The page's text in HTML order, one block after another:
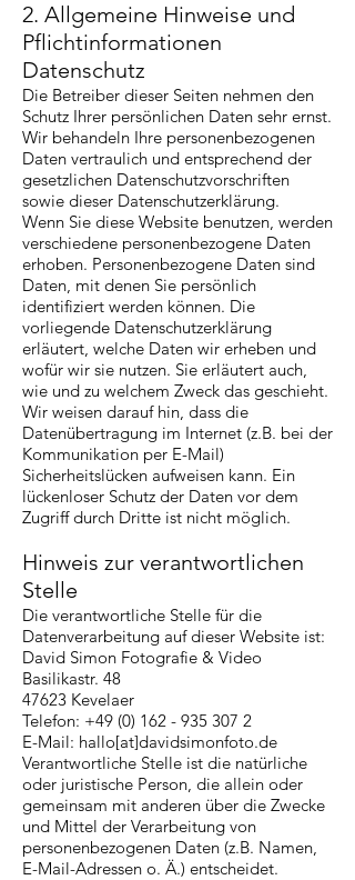
2. Allgemeine Hinweise und
Pflichtinformationen
Datenschutz
Die Betreiber dieser Seiten nehmen den
Schutz Ihrer persönlichen Daten sehr ernst.
Wir behandeln Ihre personenbezogenen
Daten vertraulich und entsprechend der
gesetzlichen Datenschutzvorschriften
sowie dieser Datenschutzerklärung.
Wenn Sie diese Website benutzen, werden
verschiedene personenbezogene Daten
erhoben. Personenbezogene Daten sind
Daten, mit denen Sie persönlich
identifiziert werden können. Die
vorliegende Datenschutzerklärung
erläutert, welche Daten wir erheben und
wofür wir sie nutzen. Sie erläutert auch,
wie und zu welchem Zweck das geschieht.
Wir weisen darauf hin, dass die
Datenübertragung im Internet (z.B. bei der
Kommunikation per E-Mail)
Sicherheitslücken aufweisen kann. Ein
lückenloser Schutz der Daten vor dem
Zugriff durch Dritte ist nicht möglich.
Hinweis zur verantwortlichen
Stelle
Die verantwortliche Stelle für die
Datenverarbeitung auf dieser Website ist:
David Simon Fotografie & Video
Basilikastr. 48
47623 Kevelaer
Telefon: +49 (0) 162 - 935 307 2
E-Mail: hallo[at]davidsimonfoto.de
Verantwortliche Stelle ist die natürliche
oder juristische Person, die allein oder
gemeinsam mit anderen über die Zwecke
und Mittel der Verarbeitung von
personenbezogenen Daten (z.B. Namen,
E-Mail-Adressen o. Ä.) entscheidet.